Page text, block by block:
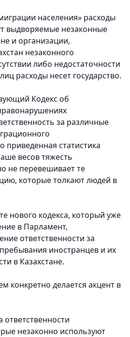
населения» расходы
выдворяемые незаконные
и организации,
незаконного
либо недостаточности
расходы несет государство.
Кодекс об
за различные
приведенная статистика
весов тяжесть
не перевешивает те
которые толкают людей в
нового кодекса, который уже
в Парламент,
ответственности за
иностранцев и их
в Казахстане.
конкретно делается акцент в
ответственности
незаконно используют